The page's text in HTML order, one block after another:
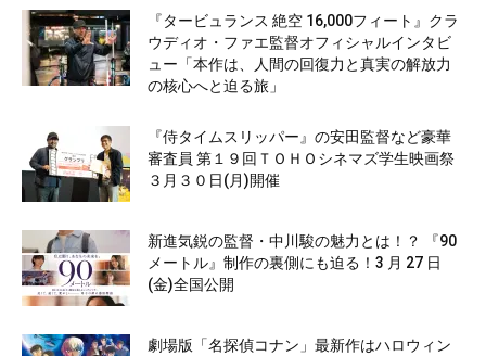
『タービュランス 絶空 16,000フィート』クラ
ウディオ・ファエ監督オフィシャルインタビ
ュー「本作は、人間の回復力と真実の解放力
の核心へと迫る旅」
『侍タイムスリッパー』の安田監督など豪華
審査員 第１９回ＴＯＨＯシネマズ学生映画祭
３月３０日(月)開催
新進気鋭の監督・中川駿の魅力とは！？ 『90
メートル』制作の裏側にも迫る！3 月 27 日
(金)全国公開
劇場版「名探偵コナン」最新作はハロウィン